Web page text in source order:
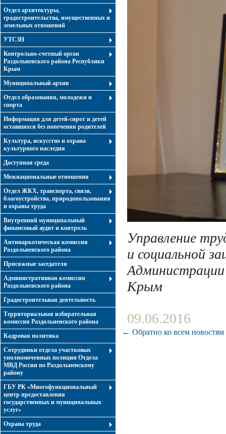
Отдел архитектуры,
градостроительства, имущественных и
земельных отношений
УТСЗН
Контрольно-счетный орган
Раздольненского района Республики
Крым
Муниципальный архив
Отдел образования, молодежи и
спорта
Информация для детей-сирот и детей
оставшихся без попечения родителей
Культура, искусство и охрана
культурного наследия
Доступная среда
Межнациональные отношения
Отдел ЖКХ, транспорта, связи,
благоустройства, природопользования
и охраны труда
Внутренний муниципальный
финансовый аудит и контроль
Антинаркотическая комиссия
Раздольненского района
Присяжные заседатели
Административная комиссия
Раздольненского района
Градостроительная деятельность
Территориальная избирательная
комиссия Раздольненского района
Кадровая политика
Сотрудники отдела участковых
уполномоченных полиции Отдела
МВД России по Раздольненскому
району
ГБУ РК «Многофункциональный
центр предоставления
государственных и муниципальных
услуг»
Охрана труда
Управление
и социальной
Крым
09.06.2016
← Обратно ко всем новостям